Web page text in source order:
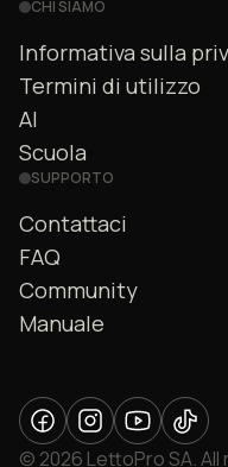
CHI SIAMO
Informativa sulla
Termini di utilizzo
AI
Scuola
SUPPORTO
Contattaci
FAQ
Community
Manuale
© 2026 LettoPro SA.